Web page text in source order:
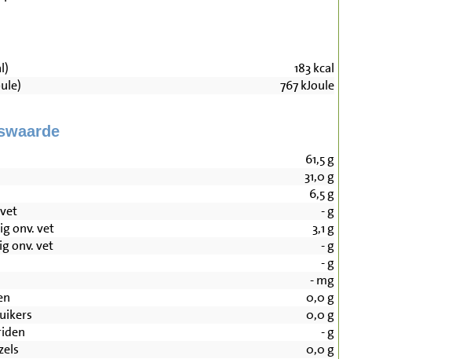
183kcal
767kJoule
61,5g
31,0 g
6,5g
-g
onv. vet
3,1 g
onv. vet
-g
-g
-mg
0,0 g
0,0 g
-g
0,0 g